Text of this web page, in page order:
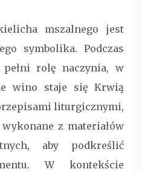
mszalnego jest
symbolika. Podczas
rolę naczynia, w
wino staje się Krwią
liturgicznymi,
z materiałów
aby podkreślić
W kontekście